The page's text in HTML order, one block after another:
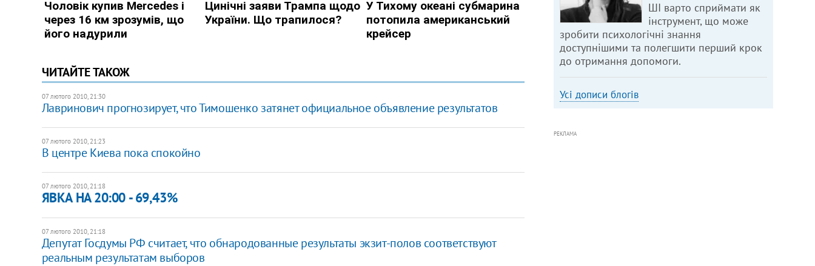
ЧИТАЙТЕ ТАКОЖ
07 лютого 2010, 21:30
Лавринович прогнозирует, что Тимошенко затянет официальное объявление результатов
07 лютого 2010, 21:23
В центре Киева пока спокойно
07 лютого 2010, 21:18
ЯВКА НА 20:00 - 69,43%
07 лютого 2010, 21:18
Депутат Госдумы РФ считает, что обнародованные результаты экзит-полов соответствуют
реальным результатам выборов
ШІ варто сприймати як
інструмент, що може
зробити психологічні знання
доступнішими та полегшити перший крок
до отримання допомоги.
Усі дописи блогів
РЕКЛАМА